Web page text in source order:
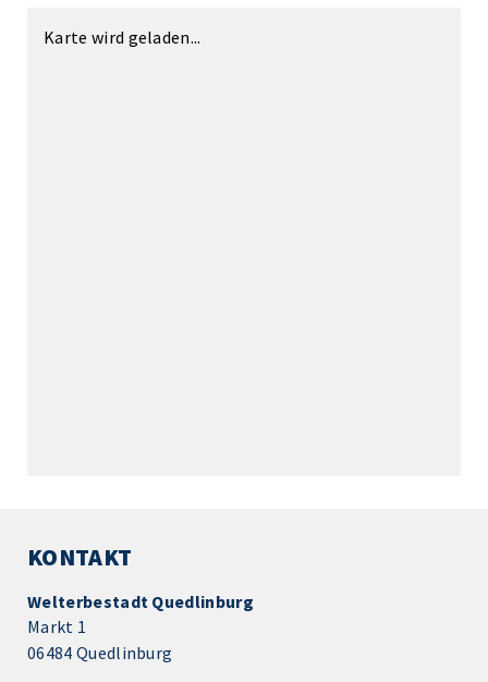
Karte wird geladen...
KONTAKT
Welterbestadt Quedlinburg
Markt 1
06484 Quedlinburg